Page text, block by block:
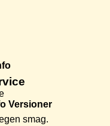
Versioner
smag.